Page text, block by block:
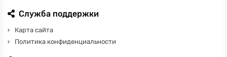
Служба поддержки
Карта сайта
Политика конфиденциальности